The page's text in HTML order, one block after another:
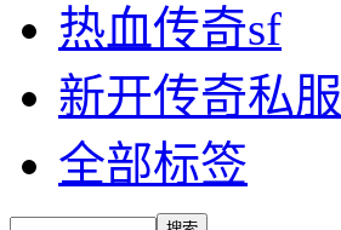
热血传奇sf
新开传奇私服
全部标签